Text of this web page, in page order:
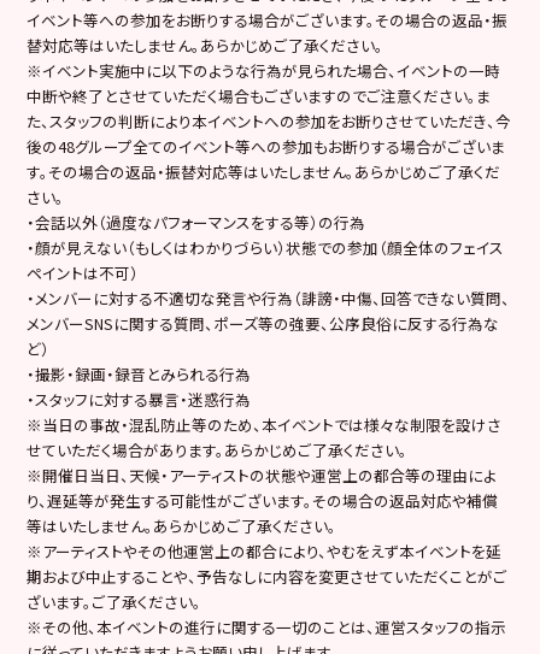
イベント等への参加をお断りする場合がございます。その場合の返品・振
替対応等はいたしません。あらかじめご了承ください。
※イベント実施中に以下のような行為が見られた場合、イベントの一時
中断や終了とさせていただく場合もございますのでご注意ください。ま
た、スタッフの判断により本イベントへの参加をお断りさせていただき、今
後の48グループ全てのイベント等への参加もお断りする場合がございま
す。その場合の返品・振替対応等はいたしません。あらかじめご了承くだ
さい。
・会話以外（過度なパフォーマンスをする等）の行為
・顔が見えない（もしくはわかりづらい）状態での参加（顔全体のフェイス
ペイントは不可）
・メンバーに対する不適切な発言や行為（誹謗・中傷、回答できない質問、
メンバーSNSに関する質問、ポーズ等の強要、公序良俗に反する行為な
ど）
・撮影・録画・録音とみられる行為
・スタッフに対する暴言・迷惑行為
※当日の事故・混乱防止等のため、本イベントでは様々な制限を設けさ
せていただく場合があります。あらかじめご了承ください。
※開催日当日、天候・アーティストの状態や運営上の都合等の理由によ
り、遅延等が発生する可能性がございます。その場合の返品対応や補償
等はいたしません。あらかじめご了承ください。
※アーティストやその他運営上の都合により、やむをえず本イベントを延
期および中止することや、予告なしに内容を変更させていただくことがご
ざいます。ご了承ください。
※その他、本イベントの進行に関する一切のことは、運営スタッフの指示